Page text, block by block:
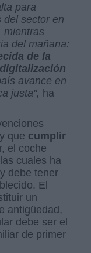
para
del sector en
mientras
del mañana:
de la
avance en
justa", ha
que cumplir
el coche
cuales ha
debe tener
El
un
antigüedad,
debe ser el
de primer